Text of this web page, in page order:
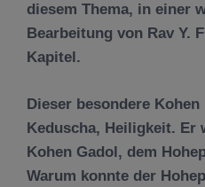
diesem Thema, in einer
Bearbeitung von Rav Y.
Kapitel.
Dieser besondere
Keduscha, Heiligkeit. Er
Kohen Gadol, dem
Warum konnte der